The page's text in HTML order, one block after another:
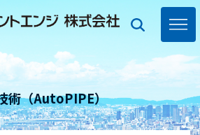
術（AutoPIPE）